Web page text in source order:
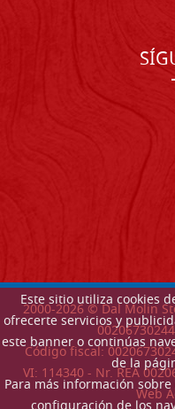
Este sitio utiliza cookies
ofrecerte servicios y
este banner o continúas
de la
Para más información
2000-2026© Dal Molin
Código fiscal:
VI: 114340 - Nr. REA
Web